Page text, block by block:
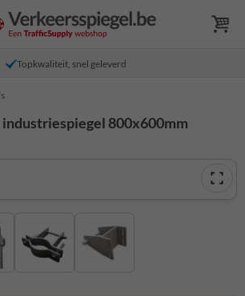
Topkwaliteit, snel geleverd
800x600mm